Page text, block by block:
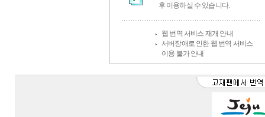
후 이용하실 수 있습니다.
웹 번역 서비스 재개 안내
서버장애로 인한 웹 번역 서비스
이용 불가 안내